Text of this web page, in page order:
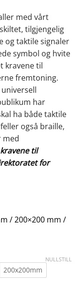
med vårt
tilgjengelig
og taktile signaler
symbol og hvite
kravene til
fremtoning.
har
ha både taktile
også braille,
med
til
for
/ 200×200 mm /
200x200mm
NULLSTILL